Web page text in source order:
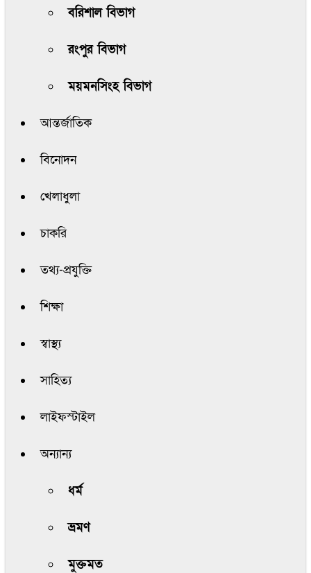
বরিশাল বিভাগ
রংপুর বিভাগ
ময়মনসিংহ বিভাগ
আন্তর্জাতিক
বিনোদন
খেলাধুলা
চাকরি
তথ্য-প্রযুক্তি
শিক্ষা
স্বাস্থ্য
সাহিত্য
লাইফস্টাইল
অন্যান্য
ধর্ম
ভ্রমণ
মুক্তমত